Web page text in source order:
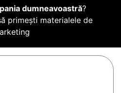
dumneavoastră?
primești materialele de